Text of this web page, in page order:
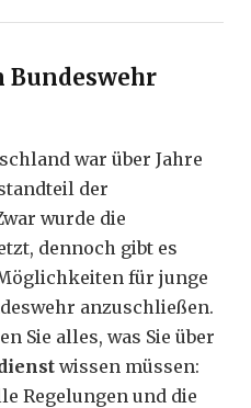
war über Jahre
der
wurde die
dennoch gibt es
für junge
anzuschließen.
Sie alles, was Sie über
wissen müssen:
Regelungen und die